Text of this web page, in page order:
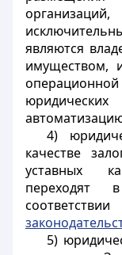
являются
имуществом,
4)
качестве
уставных
переходят
5)